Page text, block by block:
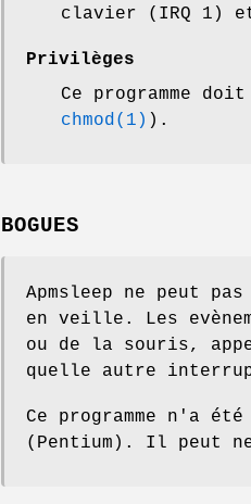
clavier (IRQ 1)
Privilèges
Ce programme
chmod(1) ).
BOGUES
Apmsleep ne peut
en veille. Les
ou de la souris,
quelle autre
Ce programme n'a
(Pentium). Il peut